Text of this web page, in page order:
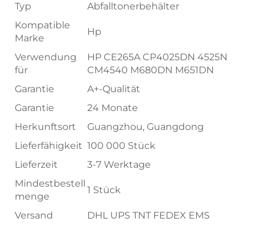
Typ
Abfalltonerbehälter
Kompatible
Marke
Hp
Verwendung
für
HP CE265A CP4025DN 4525N
CM4540 M680DN M651DN
Garantie
A+-Qualität
Garantie
24 Monate
Herkunftsort
Guangzhou, Guangdong
Lieferfähigkeit 100 000 Stück
Lieferzeit
3-7 Werktage
Mindestbestell
menge
1 Stück
Versand
DHL UPS TNT FEDEX EMS